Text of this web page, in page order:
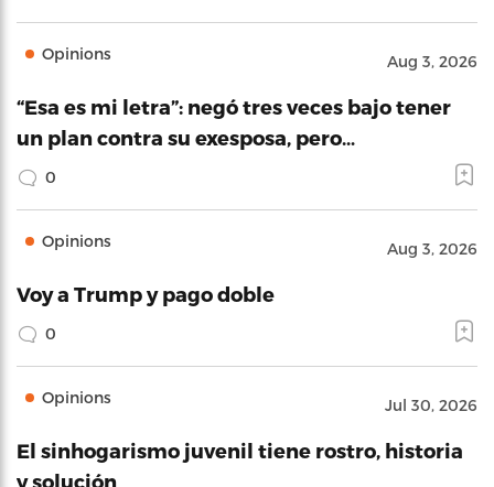
Opinions Aug 3, 2026
“Esa es mi letra”: negó tres veces bajo tener
un plan contra su exesposa, pero…
0
Opinions Aug 3, 2026
Voy a Trump y pago doble
0
Opinions Jul 30, 2026
El sinhogarismo juvenil tiene rostro, historia
y solución